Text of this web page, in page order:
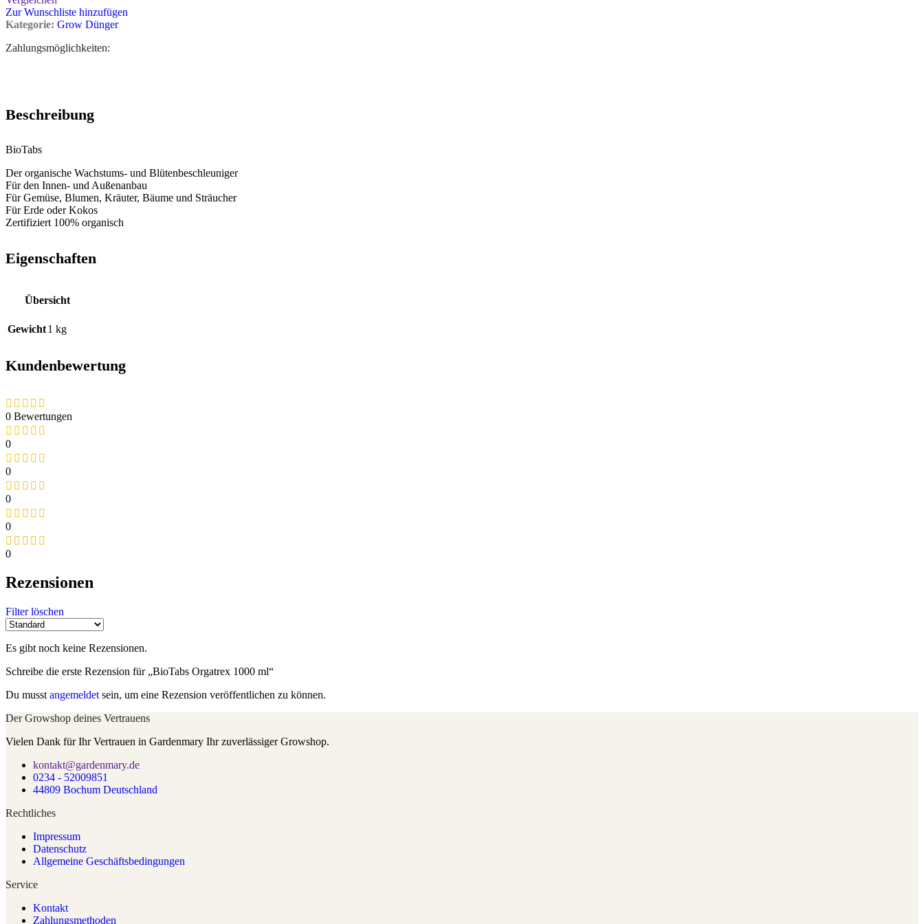
Zur Wunschliste hinzufügen
Kategorie: Grow Dünger
Zahlungsmöglichkeiten:
Beschreibung
BioTabs
Der organische Wachstums- und Blütenbeschleuniger
Für den Innen- und Außenanbau
Für Gemüse, Blumen, Kräuter, Bäume und Sträucher
Für Erde oder Kokos
Zertifiziert 100% organisch
Eigenschaften
Übersicht
Gewicht1 kg
Kundenbewertung
0 Bewertungen
0
0
0
0
0
Rezensionen
Filter löschen
Es gibt noch keine Rezensionen.
Schreibe die erste Rezension für „BioTabs Orgatrex 1000 ml“
Du musst angemeldet sein, um eine Rezension veröffentlichen zu können.
Der Growshop deines Vertrauens
Vielen Dank für Ihr Vertrauen in Gardenmary Ihr zuverlässiger Growshop.
kontakt@gardenmary.de
0234 - 52009851
44809 Bochum Deutschland
Rechtliches
Impressum
Datenschutz
Allgemeine Geschäftsbedingungen
Service
Kontakt
Zahlungsmethoden